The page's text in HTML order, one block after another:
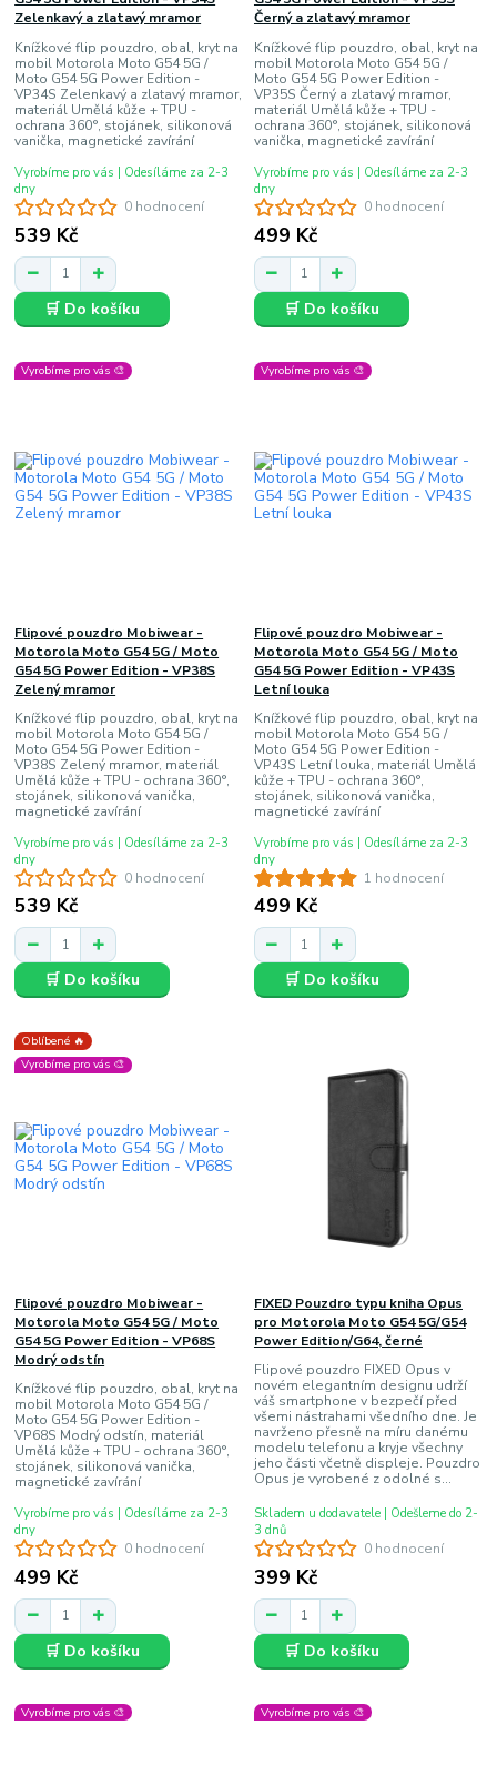
0 hodnocení
Zelenkavý a zlatavý mramor
Knížkové flip pouzdro, obal, kryt na
mobil Motorola Moto G54 5G /
Moto G54 5G Power Edition -
VP34S Zelenkavý a zlatavý mramor,
materiál Umělá kůže + TPU -
ochrana 360°, stojánek, silikonová
vanička, magnetické zavírání
539 Kč
Vyrobíme pro vás | Odesíláme za 2-3
dny
🛒 Do košíku
0 hodnocení
Černý a zlatavý mramor
Knížkové flip pouzdro, obal, kryt na
mobil Motorola Moto G54 5G /
Moto G54 5G Power Edition -
VP35S Černý a zlatavý mramor,
materiál Umělá kůže + TPU -
ochrana 360°, stojánek, silikonová
vanička, magnetické zavírání
499 Kč
Vyrobíme pro vás | Odesíláme za 2-3
dny
🛒 Do košíku
Vyrobíme pro vás 🎨
0 hodnocení
Flipové pouzdro Mobiwear -
Motorola Moto G54 5G / Moto
G54 5G Power Edition - VP38S
Zelený mramor
Knížkové flip pouzdro, obal, kryt na
mobil Motorola Moto G54 5G /
Moto G54 5G Power Edition -
VP38S Zelený mramor, materiál
Umělá kůže + TPU - ochrana 360°,
stojánek, silikonová vanička,
magnetické zavírání
539 Kč
Vyrobíme pro vás | Odesíláme za 2-3
dny
🛒 Do košíku
Vyrobíme pro vás 🎨
1 hodnocení
Flipové pouzdro Mobiwear -
Motorola Moto G54 5G / Moto
G54 5G Power Edition - VP43S
Letní louka
Knížkové flip pouzdro, obal, kryt na
mobil Motorola Moto G54 5G /
Moto G54 5G Power Edition -
VP43S Letní louka, materiál Umělá
kůže + TPU - ochrana 360°,
stojánek, silikonová vanička,
magnetické zavírání
499 Kč
Vyrobíme pro vás | Odesíláme za 2-3
dny
🛒 Do košíku
Oblíbené 🔥
Vyrobíme pro vás 🎨
0 hodnocení
Flipové pouzdro Mobiwear -
Motorola Moto G54 5G / Moto
G54 5G Power Edition - VP68S
Modrý odstín
Knížkové flip pouzdro, obal, kryt na
mobil Motorola Moto G54 5G /
Moto G54 5G Power Edition -
VP68S Modrý odstín, materiál
Umělá kůže + TPU - ochrana 360°,
stojánek, silikonová vanička,
magnetické zavírání
499 Kč
Vyrobíme pro vás | Odesíláme za 2-3
dny
🛒 Do košíku
0 hodnocení
FIXED Pouzdro typu kniha Opus
pro Motorola Moto G54 5G/G54
Power Edition/G64, černé
Flipové pouzdro FIXED Opus v
novém elegantním designu udrží
váš smartphone v bezpečí před
všemi nástrahami všedního dne. Je
navrženo přesně na míru danému
modelu telefonu a kryje všechny
jeho části včetně displeje. Pouzdro
Opus je vyrobené z odolné s...
399 Kč
Skladem u dodavatele | Odešleme do 2-
3 dnů
🛒 Do košíku
Vyrobíme pro vás 🎨 Vyrobíme pro vás 🎨